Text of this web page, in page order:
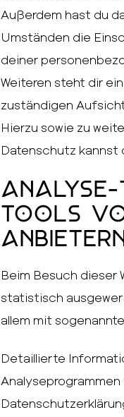
Außerdem hast du
Umständen die
deiner
Weiteren steht dir
zuständigen
Hierzu sowie zu
Datenschutz kannst
Tools
Beim Besuch dieser
statistisch
allem mit
Detaillierte